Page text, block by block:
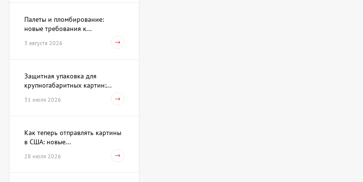
Скульптура Поиск себя,
Акварель Заговор Амура и
Венеры, художник Павлов
Палеты и пломбирование:
новые требования к...
3 августа 2026
Защитная упаковка для
крупногабаритных картин:...
31 июля 2026
Как теперь отправлять картины
в США: новые...
28 июля 2026